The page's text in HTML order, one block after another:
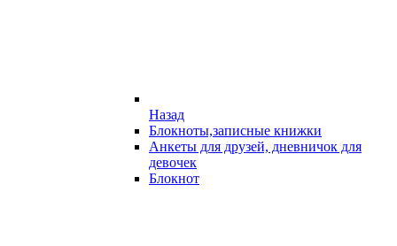
Назад
Блокноты,записные книжки
Анкеты для друзей, дневничок для
девочек
Блокнот